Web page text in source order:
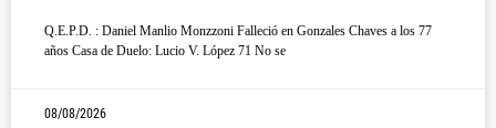
Q.E.P.D. : Daniel Manlio Monzzoni Falleció en Gonzales Chaves a los 77
años Casa de Duelo: Lucio V. López 71 No se
08/08/2026